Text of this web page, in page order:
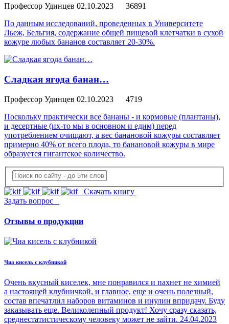
Профессор Удинцев 02.10.2023
36891
По данным исследований, проведенных в Университете
Льеж, Бельгия, содержание общей пищевой клетчатки в сухой
кожуре любых бананов составляет 20-30%.
Сладкая ягода банан…
Профессор Удинцев 02.10.2023
4719
Поскольку практически все бананы - и кормовые (плантаны),
и десертные (их-то мы в основном и едим) перед
употреблением очищают, а вес банановой кожуры составляет
примерно 40% от всего плода, то банановой кожуры в мире
образуется гигантское количество.
Скачать книгу
Задать вопрос
Отзывы о продукции
Чиа кисель с клубникой
Очень вкусный киселек, мне понравился и пахнет не химией
а настоящей клубничкой, и главное, еще и очень полезный,
состав впечатлил наборов витаминов и инулин впридачу. Буду
заказывать еще. Великолепный продукт! Хочу сразу сказать,
среднестатистическому человеку может не зайти. 24.04.2023